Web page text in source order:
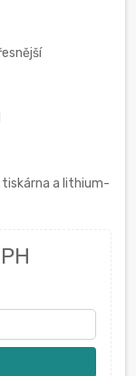
tiskárna a lithium-